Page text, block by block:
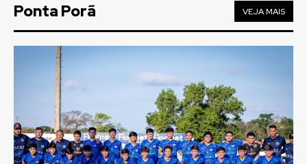
Ponta Porã VEJA MAIS